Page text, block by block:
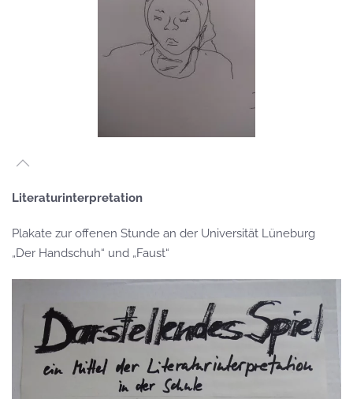
GROSS
Literaturinterpretation
Plakate zur offenen Stunde an der Universität Lüneburg
„Der Handschuh“ und „Faust“